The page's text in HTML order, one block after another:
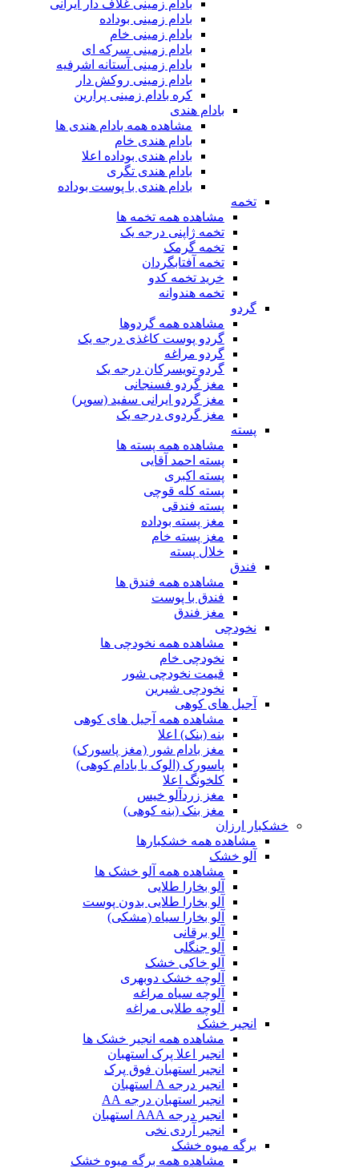
بادام زمینی غلاف دار ایرانی
بادام زمینی بوداده
بادام زمینی خام
بادام زمینی سرکه ای
بادام زمینی آستانه اشرفیه
بادام زمینی روکش دار
کره بادام زمینی پرارین
بادام هندی
مشاهده همه بادام هندی ها
بادام هندی خام
بادام هندی بوداده اعلا
بادام هندی تگری
بادام هندی با پوست بوداده
تخمه
مشاهده همه تخمه ها
تخمه ژاپنی درجه یک
تخمه گرمک
تخمه آفتابگردان
خرید تخمه کدو
تخمه هندوانه
گردو
مشاهده همه گردوها
گردو پوست کاغذی درجه یک
گردو مراغه
گردو تویسرکان درجه یک
مغز گردو فسنجانی
مغز گردو ایرانی سفید (سوپر)
مغز گردوی درجه یک
پسته
مشاهده همه پسته ها
پسته احمد آقایی
پسته اکبری
پسته کله قوچی
پسته فندقی
مغز پسته بوداده
مغز پسته خام
خلال پسته
فندق
مشاهده همه فندق ها
فندق با پوست
مغز فندق
نخودچی
مشاهده همه نخودچی ها
نخودچی خام
قیمت نخودچی شور
نخودچی شیرین
آجیل های کوهی
مشاهده همه آجیل های کوهی
بنه (بنک) اعلا
مغز بادام شور (مغز پاسورک)
پاسورک (الوک یا بادام کوهی)
کلخونگ اعلا
مغز زردآلو خیس
مغز بنک (بنه کوهی)
خشکبار ارزان
مشاهده همه خشکبارها
آلو خشک
مشاهده همه آلو خشک ها
آلو بخارا طلایی
آلو بخارا طلایی بدون پوست
آلو بخارا سیاه (مشکی)
آلو برقانی
آلو جنگلی
آلو خاکی خشک
آلوچه خشک دوبهری
آلوچه سیاه مراغه
آلوچه طلایی مراغه
انجیر خشک
مشاهده همه انجیر خشک ها
انجیر اعلا پرک استهبان
انجیر استهبان فوق پرک
انجیر درجه A استهبان
انجیر استهبان درجه AA
انجیر درجه AAA استهبان
انجیر آردی نخی
برگه میوه خشک
مشاهده همه برگه میوه خشک